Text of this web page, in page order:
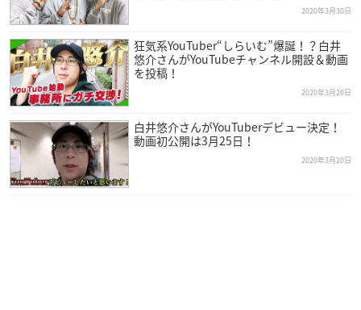
2020年3月30日
狂気系YouTuber“しらいむ”爆誕！？白井
悠介さんがYouTubeチャンネル開設＆動画
を投稿！
2020年3月26日
白井悠介さんがYouTuberデビュー決定！
動画初公開は3月25日！
2020年3月20日